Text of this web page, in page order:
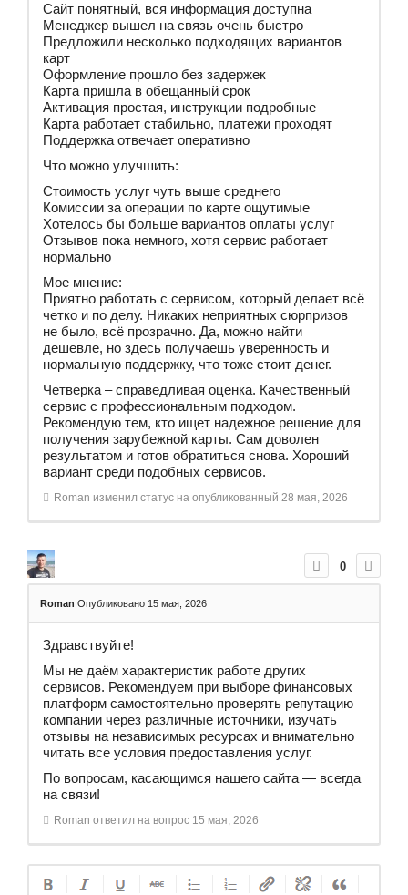
Сайт понятный, вся информация доступна
Менеджер вышел на связь очень быстро
Предложили несколько подходящих вариантов
карт
Оформление прошло без задержек
Карта пришла в обещанный срок
Активация простая, инструкции подробные
Карта работает стабильно, платежи проходят
Поддержка отвечает оперативно
Что можно улучшить:
Стоимость услуг чуть выше среднего
Комиссии за операции по карте ощутимые
Хотелось бы больше вариантов оплаты услуг
Отзывов пока немного, хотя сервис работает
нормально
Мое мнение:
Приятно работать с сервисом, который делает всё
четко и по делу. Никаких неприятных сюрпризов
не было, всё прозрачно. Да, можно найти
дешевле, но здесь получаешь уверенность и
нормальную поддержку, что тоже стоит денег.
Четверка – справедливая оценка. Качественный
сервис с профессиональным подходом.
Рекомендую тем, кто ищет надежное решение для
получения зарубежной карты. Сам доволен
результатом и готов обратиться снова. Хороший
вариант среди подобных сервисов.
Roman изменил статус на опубликованный 28 мая, 2026
0
Roman Опубликовано 15 мая, 2026
Здравствуйте!
Мы не даём характеристик работе других
сервисов. Рекомендуем при выборе финансовых
платформ самостоятельно проверять репутацию
компании через различные источники, изучать
отзывы на независимых ресурсах и внимательно
читать все условия предоставления услуг.
По вопросам, касающимся нашего сайта — всегда
на связи!
Roman ответил на вопрос 15 мая, 2026